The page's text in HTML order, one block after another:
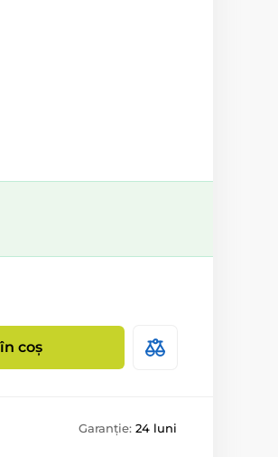
coș
Garanție: 24 luni